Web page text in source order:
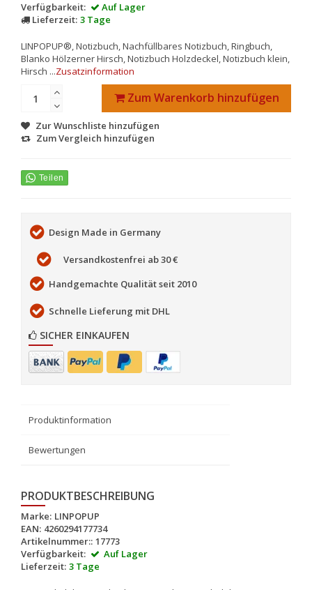
Verfügbarkeit:
Auf Lager
Lieferzeit: 3 Tage
LINPOPUP®, Notizbuch, Nachfüllbares Notizbuch, Ringbuch,
Blanko Hölzerner Hirsch, Notizbuch Holzdeckel, Notizbuch klein,
Hirsch ...Zusatzinformation
Zum Warenkorb hinzufügen
Zur Wunschliste hinzufügen
Zum Vergleich hinzufügen
Design Made in Germany
Versandkostenfrei ab 30 €
Handgemachte Qualität seit 2010
Schnelle Lieferung mit DHL
SICHER EINKAUFEN
Produktinformation
Bewertungen
PRODUKTBESCHREIBUNG
Marke: LINPOPUP
EAN: 4260294177734
Artikelnummer:: 17773
Verfügbarkeit:
Auf Lager
Lieferzeit: 3 Tage